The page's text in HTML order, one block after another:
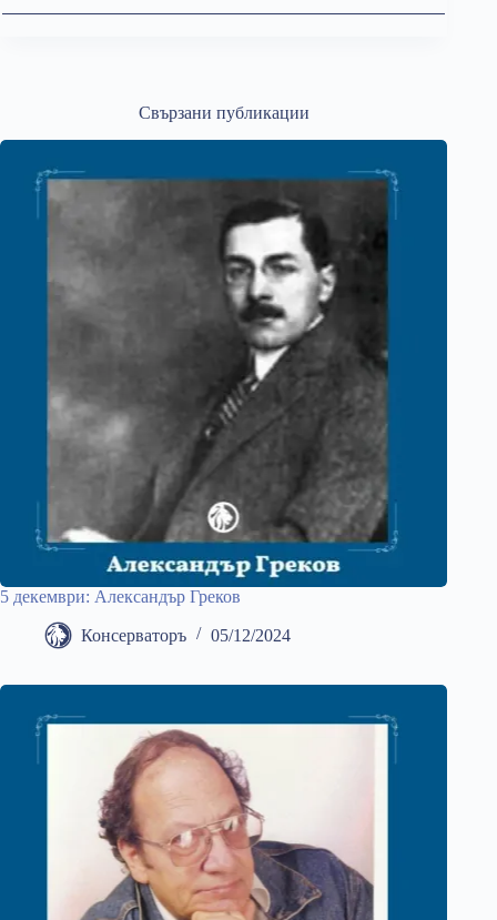
Свързани публикации
5 декември: Александър Греков
Консерваторъ 05/12/2024